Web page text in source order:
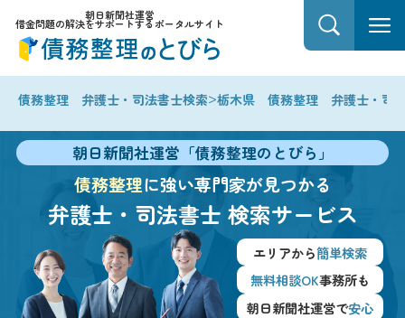
朝日新聞社運営
借金問題の解決をサポートするポータルサイト
債務整理 弁護士・司法書士検索>栃木県 債務整理 弁護士・司
朝日新聞社運営「債務整理のとびら」
債務整理に強い専門家が見つかる
弁護士・司法書士 検索サービス
エリアから簡単検索
無料相談OK事務所も
朝日新聞社運営で安心